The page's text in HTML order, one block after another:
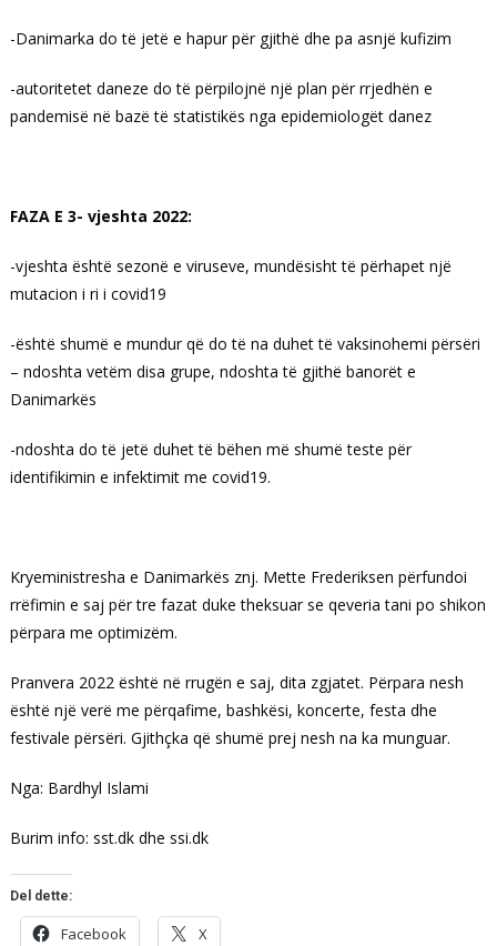
-Danimarka do të jetë e hapur për gjithë dhe pa asnjë kufizim
-autoritetet daneze do të përpilojnë një plan për rrjedhën e
pandemisë në bazë të statistikës nga epidemiologët danez
FAZA E 3- vjeshta 2022:
-vjeshta është sezonë e viruseve, mundësisht të përhapet një
mutacion i ri i covid19
-është shumë e mundur që do të na duhet të vaksinohemi përsëri
– ndoshta vetëm disa grupe, ndoshta të gjithë banorët e
Danimarkës
-ndoshta do të jetë duhet të bëhen më shumë teste për
identifikimin e infektimit me covid19.
Kryeministresha e Danimarkës znj. Mette Frederiksen përfundoi
rrëfimin e saj për tre fazat duke theksuar se qeveria tani po shikon
përpara me optimizëm.
Pranvera 2022 është në rrugën e saj, dita zgjatet. Përpara nesh
është një verë me përqafime, bashkësi, koncerte, festa dhe
festivale përsëri. Gjithçka që shumë prej nesh na ka munguar.
Nga: Bardhyl Islami
Burim info: sst.dk dhe ssi.dk
Del dette:
Facebook X